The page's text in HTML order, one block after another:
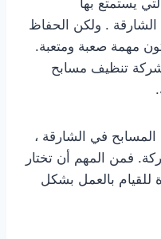
يستمتع بها
. ولكن الحفاظ
مهمة صعبة ومتعبة.
تنظيف مسابح
في الشارقة ،
فمن المهم أن تختار
بالعمل بشكل